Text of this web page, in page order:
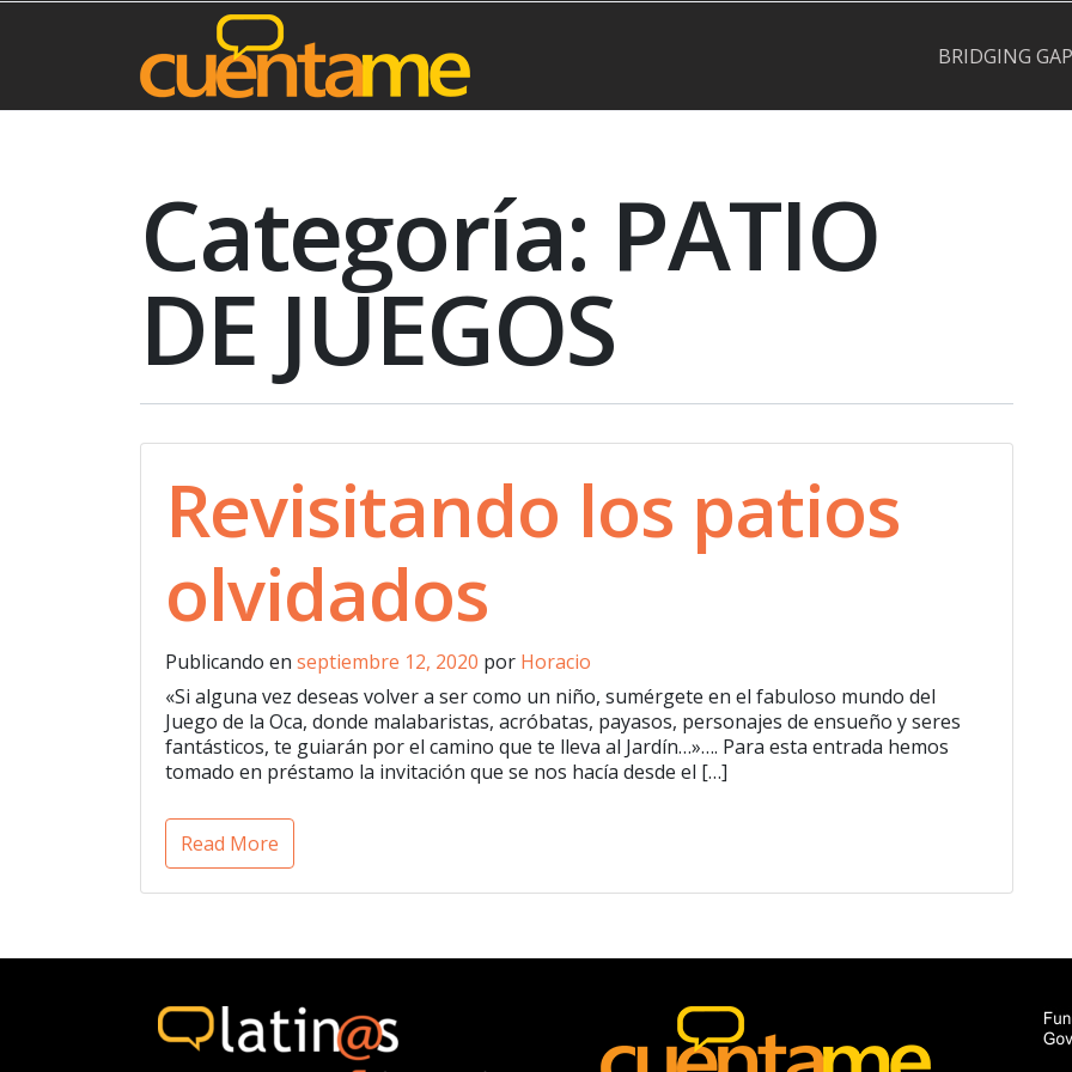
BRIDGING
Categoría: PATIO
DE JUEGOS
Revisitando los patios
olvidados
Publicando en septiembre 12, 2020 por Horacio
«Si alguna vez deseas volver a ser como un niño, sumérgete en el fabuloso mundo del
Juego de la Oca, donde malabaristas, acróbatas, payasos, personajes de ensueño y seres
fantásticos, te guiarán por el camino que te lleva al Jardín…»…. Para esta entrada hemos
tomado en préstamo la invitación que se nos hacía desde el […]
Read More